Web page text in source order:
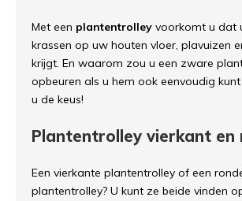
Met een plantentrolley voorkomt u dat
krassen op uw houten vloer, plavuizen
krijgt. En waarom zou u een zware
opbeuren als u hem ook eenvoudig
u de keus!
Plantentrolley vierkant en
Een vierkante plantentrolley of een
plantentrolley? U kunt ze beide vinden